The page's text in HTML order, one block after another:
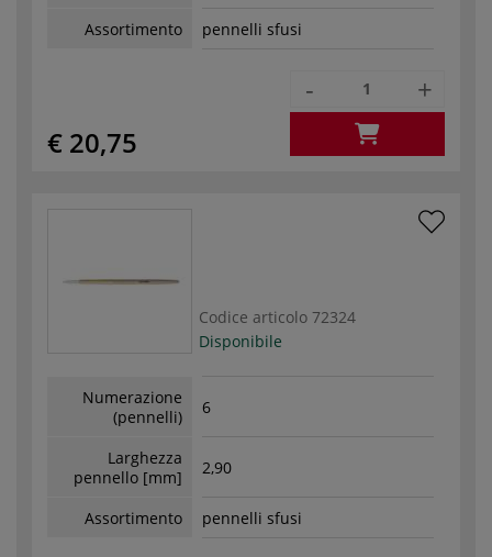
Assortimento pennelli sfusi
€ 20,75
- +
Codice articolo 72324
Disponibile
Numerazione
(pennelli)
6
Larghezza
pennello [mm]
2,90
Assortimento pennelli sfusi